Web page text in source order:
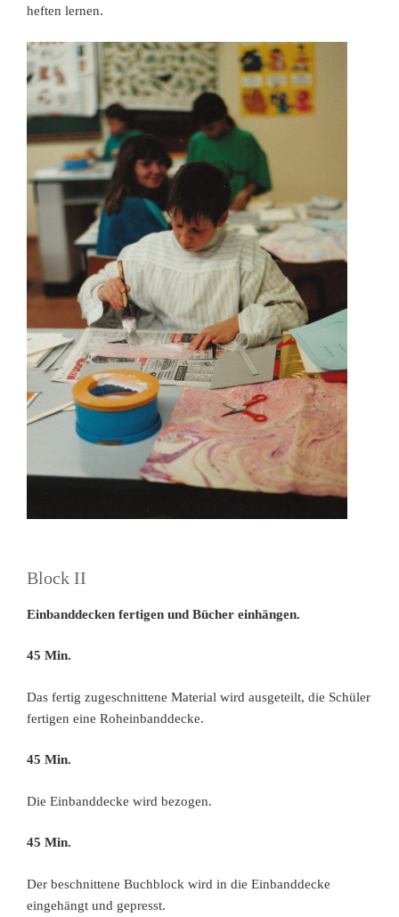
heften lernen.
Block II
Einbanddecken fertigen und Bücher einhängen.
45 Min.
Das fertig zugeschnittene Material wird ausgeteilt, die Schüler
fertigen eine Roheinbanddecke.
45 Min.
Die Einbanddecke wird bezogen.
45 Min.
Der beschnittene Buchblock wird in die Einbanddecke
eingehängt und gepresst.